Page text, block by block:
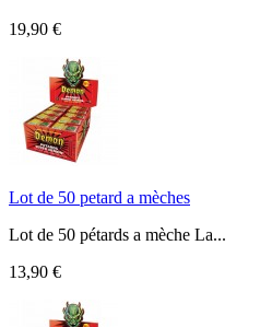
19,90 €
Lot de 50 petard a mèches
Lot de 50 pétards a mèche La...
13,90 €